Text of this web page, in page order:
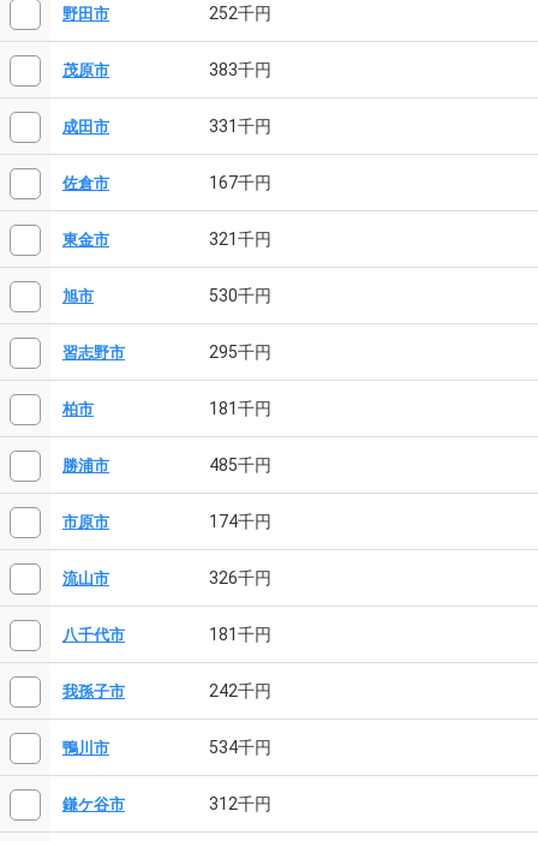
野田市 252千円
茂原市 383千円
成田市 331千円
佐倉市 167千円
東金市 321千円
旭市 530千円
習志野市 295千円
柏市 181千円
勝浦市 485千円
市原市 174千円
流山市 326千円
八千代市 181千円
我孫子市 242千円
鴨川市 534千円
鎌ケ谷市 312千円